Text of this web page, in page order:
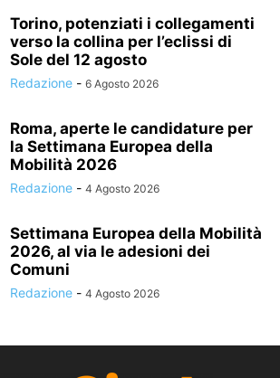
Torino, potenziati i collegamenti
verso la collina per l’eclissi di
Sole del 12 agosto
Redazione - 6 Agosto 2026
Roma, aperte le candidature per
la Settimana Europea della
Mobilità 2026
Redazione - 4 Agosto 2026
Settimana Europea della Mobilità
2026, al via le adesioni dei
Comuni
Redazione - 4 Agosto 2026